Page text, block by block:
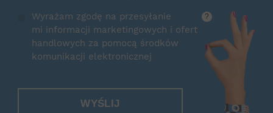
Wyrażam zgodę na przesyłanie
mi informacji marketingowych i ofert
handlowych za pomocą środków
komunikacji elektronicznej
?
WYŚLIJ